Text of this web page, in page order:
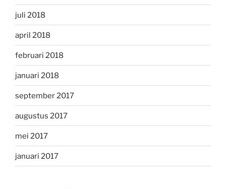
juli 2018
april 2018
februari 2018
januari 2018
september 2017
augustus 2017
mei 2017
januari 2017